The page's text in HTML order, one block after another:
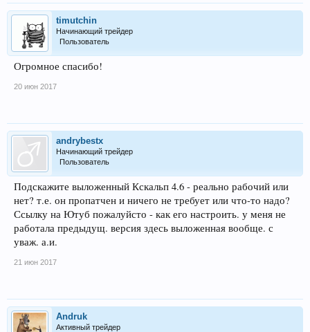
timutchin
Начинающий трейдер
Пользователь
Огромное спасибо!
20 июн 2017
andrybestx
Начинающий трейдер
Пользователь
Подскажите выложенный Кскальп 4.6 - реально рабочий или
нет? т.е. он пропатчен и ничего не требует или что-то надо?
Ссылку на Ютуб пожалуйсто - как его настроить. у меня не
работала предыдущ. версия здесь выложенная вообще. с
уваж. а.и.
21 июн 2017
Andruk
Активный трейдер